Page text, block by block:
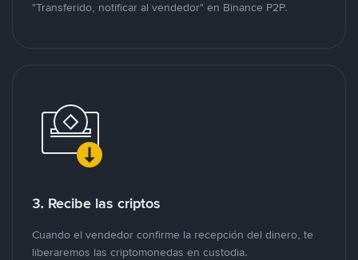
"Transferido, notificar al vendedor" en Binance P2P.
3. Recibe las criptos
Cuando el vendedor confirme la recepción del dinero, te
liberaremos las criptomonedas en custodia.